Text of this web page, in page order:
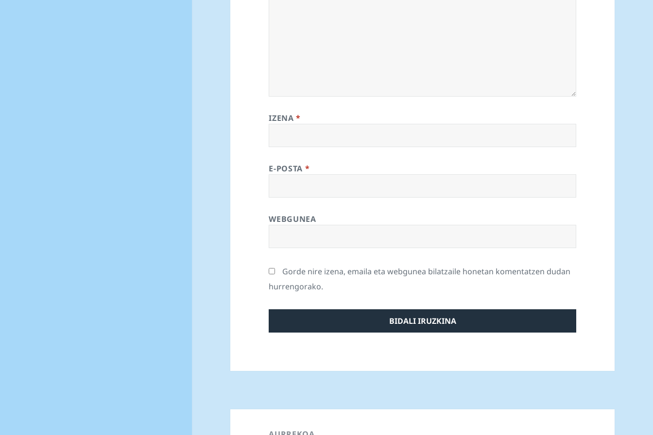
IZENA*
E-POSTA *
WEBGUNEA
Gorde nire izena, emaila eta webgunea bilatzaile honetan komentatzen dudan
hurrengorako.